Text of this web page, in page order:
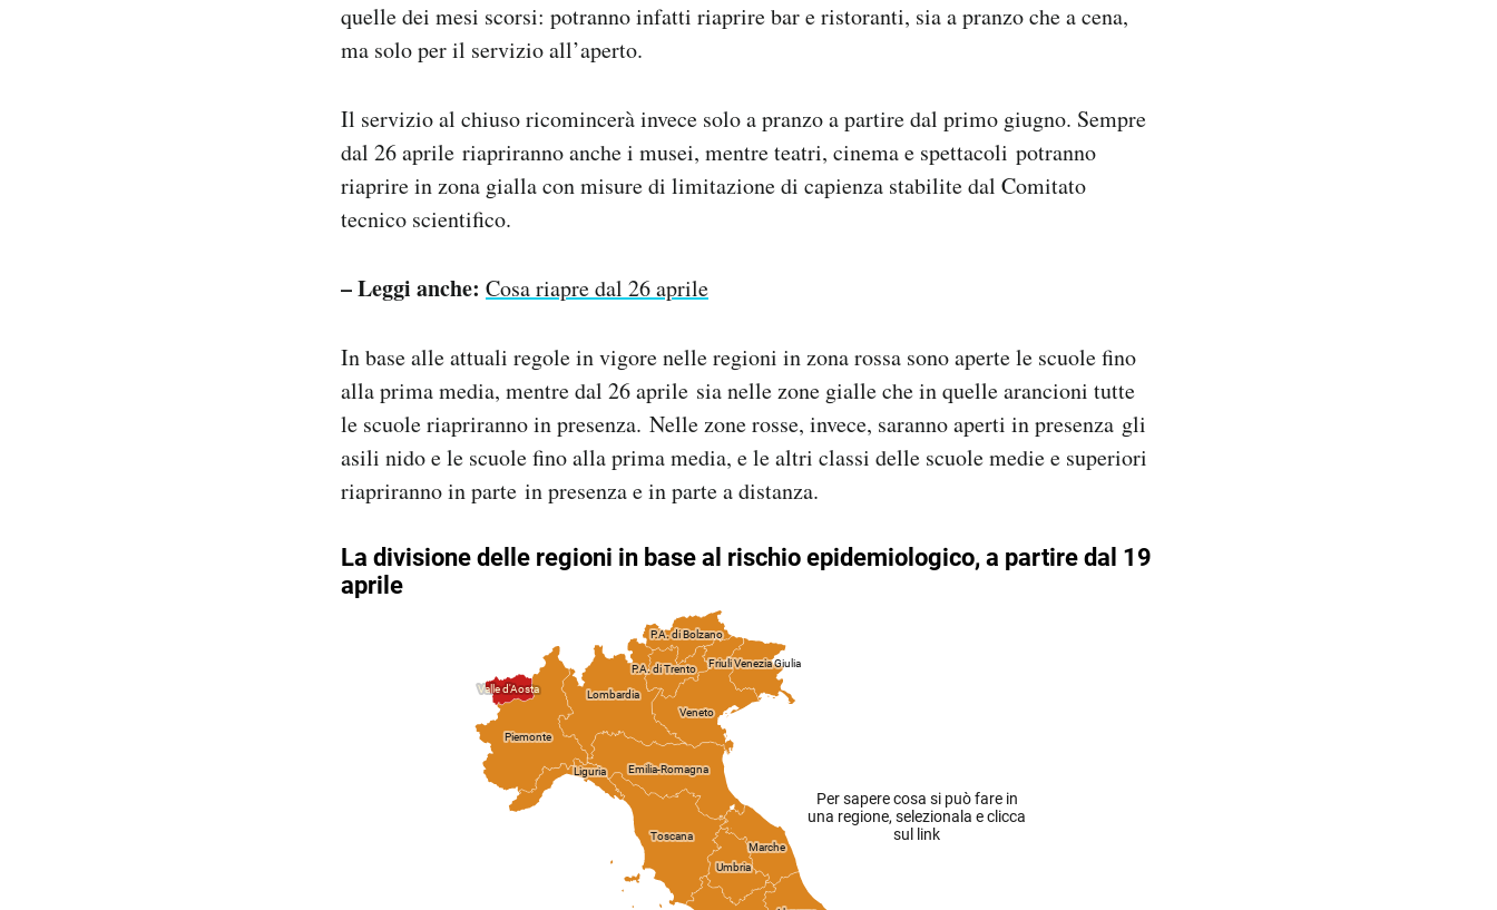
quelle dei mesi scorsi: potranno infatti riaprire bar e ristoranti, sia a pranzo che a cena,
ma solo per il servizio all’aperto.
Il servizio al chiuso ricomincerà invece solo a pranzo a partire dal primo giugno. Sempre
dal 26 aprile riapriranno anche i musei, mentre teatri, cinema e spettacoli potranno
riaprire in zona gialla con misure di limitazione di capienza stabilite dal Comitato
tecnico scientifico.
– Leggi anche: Cosa riapre dal 26 aprile
In base alle attuali regole in vigore nelle regioni in zona rossa sono aperte le scuole fino
alla prima media, mentre dal 26 aprile sia nelle zone gialle che in quelle arancioni tutte
le scuole riapriranno in presenza. Nelle zone rosse, invece, saranno aperti in presenza gli
asili nido e le scuole fino alla prima media, e le altri classi delle scuole medie e superiori
riapriranno in parte in presenza e in parte a distanza.